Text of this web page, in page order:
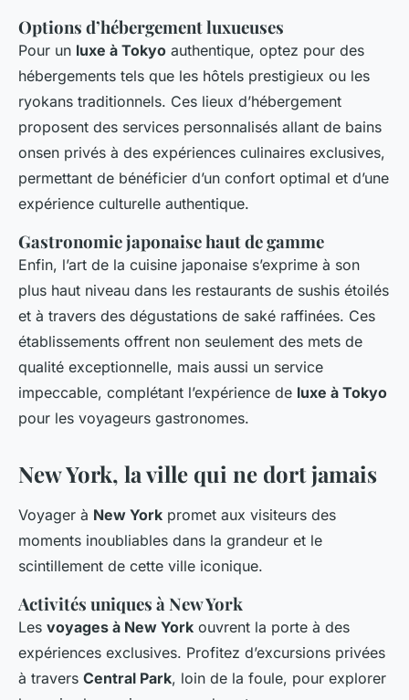
Options d’hébergement luxueuses
Pour un luxe à Tokyo authentique, optez pour des
hébergements tels que les hôtels prestigieux ou les
ryokans traditionnels. Ces lieux d’hébergement
proposent des services personnalisés allant de bains
onsen privés à des expériences culinaires exclusives,
permettant de bénéficier d’un confort optimal et d’une
expérience culturelle authentique.
Gastronomie japonaise haut de gamme
Enfin, l’art de la cuisine japonaise s’exprime à son
plus haut niveau dans les restaurants de sushis étoilés
et à travers des dégustations de saké raffinées. Ces
établissements offrent non seulement des mets de
qualité exceptionnelle, mais aussi un service
impeccable, complétant l’expérience de luxe à Tokyo
pour les voyageurs gastronomes.
New York, la ville qui ne dort jamais
Voyager à New York promet aux visiteurs des
moments inoubliables dans la grandeur et le
scintillement de cette ville iconique.
Activités uniques à New York
Les voyages à New York ouvrent la porte à des
expériences exclusives. Profitez d’excursions privées
à travers Central Park, loin de la foule, pour explorer